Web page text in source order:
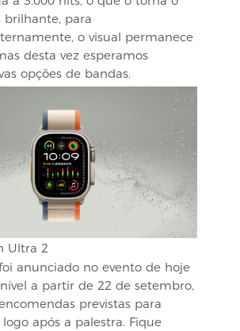
brilhante, para
o visual permanece
desta vez esperamos
opções de bandas.
Ultra 2
anunciado no evento de hoje
a partir de 22 de setembro,
previstas para
após a palestra. Fique